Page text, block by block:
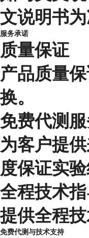
文说明书为
服务承诺
质量保证
产品质量
换。
免费代测
为客户提
度保证实验
全程技术
提供全程技
免费代测与技术支持